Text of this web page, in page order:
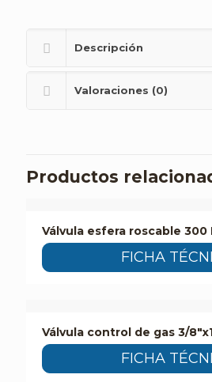
Descripción
Valoraciones (0)
Productos
Válvula esfera roscable 300
FICHA
Válvula control de gas 3/
FICHA